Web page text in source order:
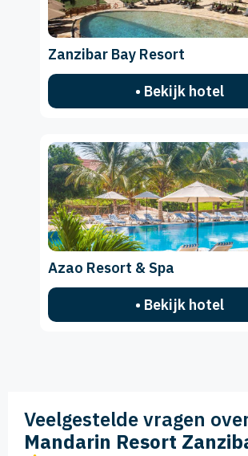
Zanzibar Bay Resort
• Bekijk hotel
Azao Resort & Spa
• Bekijk hotel
Veelgestelde vragen
Mandarin Resort